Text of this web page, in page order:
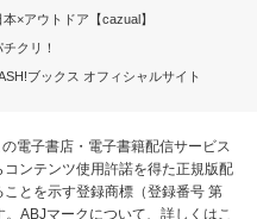
本×アウトドア【cazual】
チクリ！
ブックス オフィシャルサイト
電子書店・電子書籍配信サービス
ンテンツ使用許諾を得た正規版配
とを示す登録商標（登録番号 第
ABJマークについて、詳しくはこ